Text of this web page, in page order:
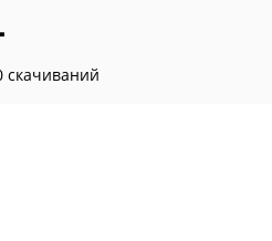
скачиваний